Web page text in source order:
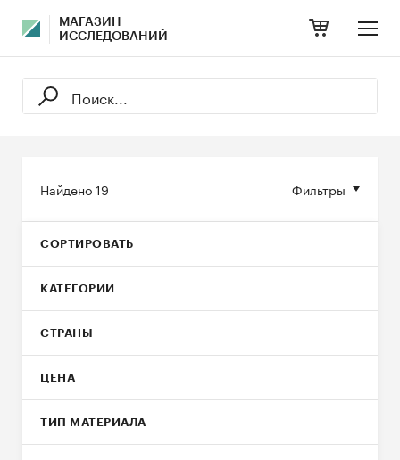
МАГАЗИН
ИССЛЕДОВАНИЙ
Фильтры
Найдено19
СОРТИРОВАТЬ
КАТЕГОРИИ
СТРАНЫ
ЦЕНА
ТИП МАТЕРИАЛА